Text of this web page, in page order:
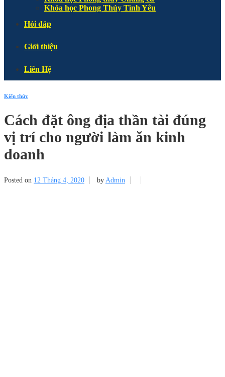
Khóa học Phong Thủy Tình Yêu
Hỏi đáp
Giới thiệu
Liên Hệ
Kiến thức
Cách đặt ông địa thần tài đúng
vị trí cho người làm ăn kinh
doanh
Posted on 12 Tháng 4, 2020 by Admin